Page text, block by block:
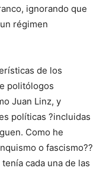
ignorando que
régimen
de los
politólogos
Juan Linz, y
políticas ?incluidas
Como he
o fascismo??
cada una de las